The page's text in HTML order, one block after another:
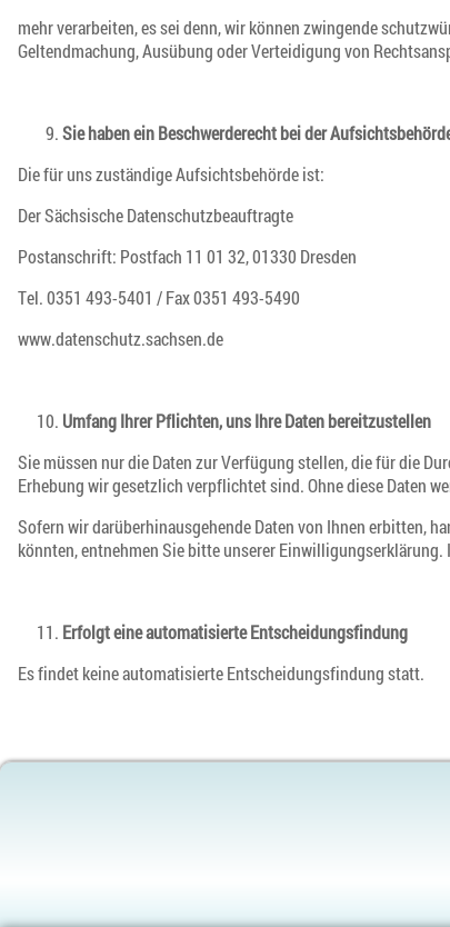
mehr verarbeiten, es sei denn, wir können zwingende
Geltendmachung, Ausübung oder Verteidigung von
Sie haben ein Beschwerderecht bei der
Die für uns zuständige Aufsichtsbehörde ist:
Der Sächsische Datenschutzbeauftragte
Postanschrift: Postfach 11 01 32, 01330 Dresden
Tel. 0351 493-5401 / Fax 0351 493-5490
www.datenschutz.sachsen.de
Umfang Ihrer Pflichten, uns Ihre Daten bereitzustellen
Sie müssen nur die Daten zur Verfügung stellen, die für die
Erhebung wir gesetzlich verpflichtet sind. Ohne diese Daten
Sofern wir darüberhinausgehende Daten von Ihnen erbitten,
könnten, entnehmen Sie bitte unserer
Erfolgt eine automatisierte Entscheidungsfindung
Es findet keine automatisierte Entscheidungsfindung statt.